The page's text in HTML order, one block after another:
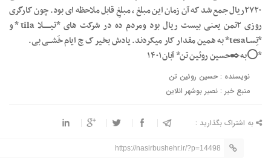
۲۷۲۰ریال جمع شد که آن زمان این مبلغ ، مبلغِ قابل ملاحظه ای بود. چون کارگری
روزی ۲تمن یعنی بیست ریال بود ومردم ده در شرکت های *تیـــــــلا tila* و
*تِســاtesa* به همین مقدار کار میکردند. یادش بخیر ک چ ایام خَشـــی بی.
*⭕به✒️حسین روئین تن* آبان۱۴۰۱
نویسنده : حسین روئین تن
منبع خبر : نصیر بوشهر انلاین
به اشتراک بگذارید :
https://nasirbushehr.ir/?p=14498